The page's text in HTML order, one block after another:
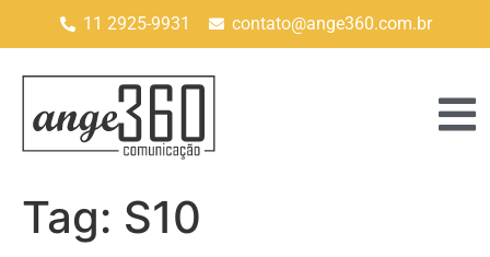
11 2925-9931 contato@ange360.com.br
Tag: S10